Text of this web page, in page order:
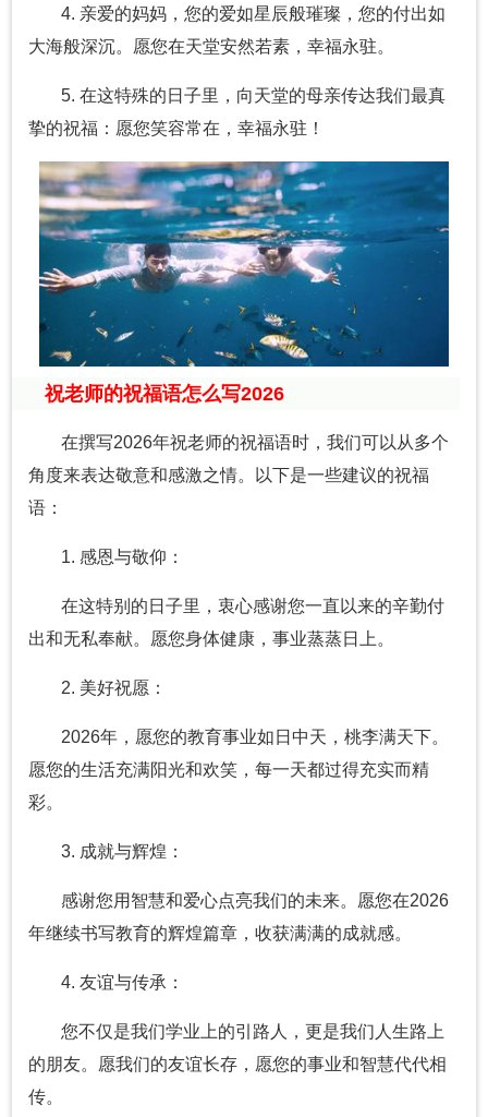
4. 亲爱的妈妈，您的爱如星辰般璀璨，您的付出如
大海般深沉。愿您在天堂安然若素，幸福永驻。
5. 在这特殊的日子里，向天堂的母亲传达我们最真
挚的祝福：愿您笑容常在，幸福永驻！
祝老师的祝福语怎么写2026
在撰写2026年祝老师的祝福语时，我们可以从多个
角度来表达敬意和感激之情。以下是一些建议的祝福
语：
1. 感恩与敬仰：
在这特别的日子里，衷心感谢您一直以来的辛勤付
出和无私奉献。愿您身体健康，事业蒸蒸日上。
2. 美好祝愿：
2026年，愿您的教育事业如日中天，桃李满天下。
愿您的生活充满阳光和欢笑，每一天都过得充实而精
彩。
3. 成就与辉煌：
感谢您用智慧和爱心点亮我们的未来。愿您在2026
年继续书写教育的辉煌篇章，收获满满的成就感。
4. 友谊与传承：
您不仅是我们学业上的引路人，更是我们人生路上
的朋友。愿我们的友谊长存，愿您的事业和智慧代代相
传。